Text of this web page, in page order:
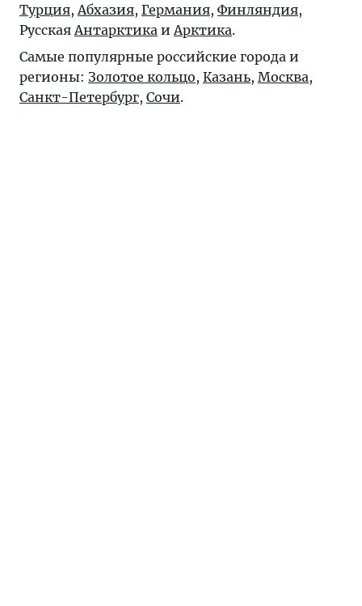
Турция, Абхазия, Германия, Финляндия,
Русская Антарктика и Арктика.
Самые популярные российские города и
регионы: Золотое кольцо, Казань, Москва,
Санкт-Петербург, Сочи.